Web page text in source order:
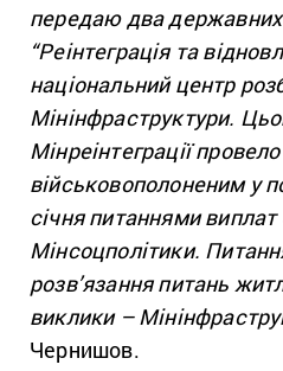
передаю два
“Реінтеграція та
національний центр
Мінінфраструктури.
Мінреінтеграції
військовополоненим у
січня питаннями
Мінсоцполітики.
розв’язання питань
виклики –
Чернишов.